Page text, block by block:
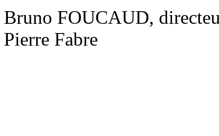
Bruno FOUCAUD,
Pierre Fabre